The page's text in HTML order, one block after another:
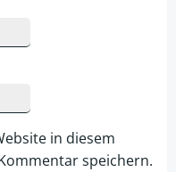
in diesem
speichern.